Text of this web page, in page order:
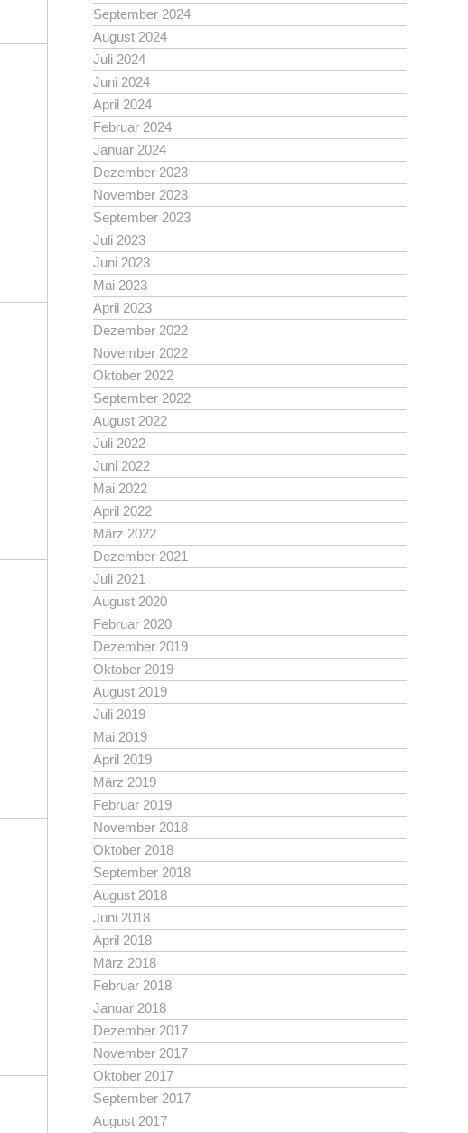
September 2024
August 2024
Juli 2024
Juni 2024
April 2024
Februar 2024
Januar 2024
Dezember 2023
November 2023
September 2023
Juli 2023
Juni 2023
Mai 2023
April 2023
Dezember 2022
November 2022
Oktober 2022
September 2022
August 2022
Juli 2022
Juni 2022
Mai 2022
April 2022
März 2022
Dezember 2021
Juli 2021
August 2020
Februar 2020
Dezember 2019
Oktober 2019
August 2019
Juli 2019
Mai 2019
April 2019
März 2019
Februar 2019
November 2018
Oktober 2018
September 2018
August 2018
Juni 2018
April 2018
März 2018
Februar 2018
Januar 2018
Dezember 2017
November 2017
Oktober 2017
September 2017
August 2017